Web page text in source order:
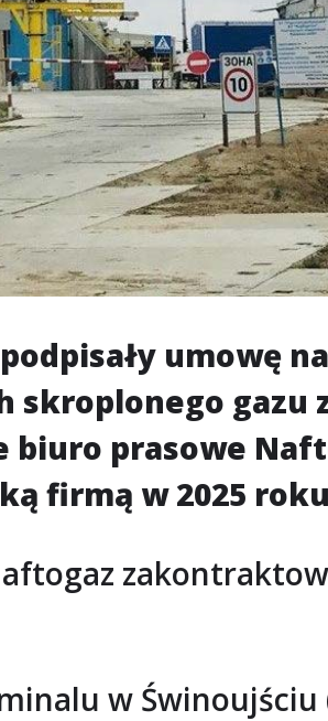
umowę
gazu
biuro prasowe
firmą w 2025
w Świnoujściu